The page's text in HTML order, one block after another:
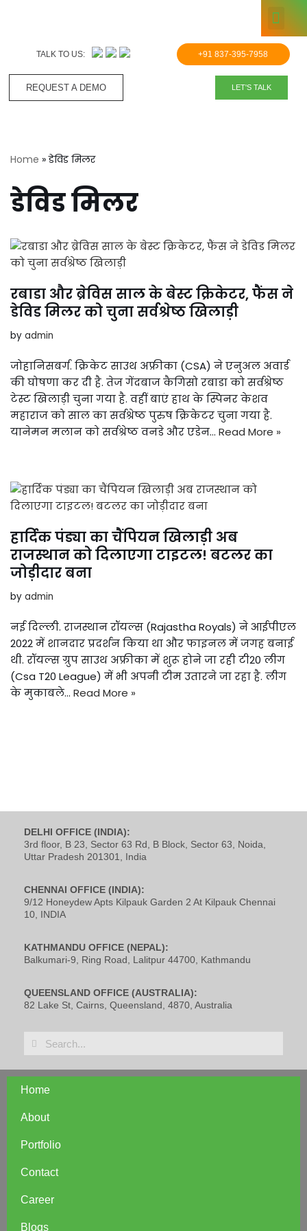
TALK TO US: +91 837-395-7958
REQUEST A DEMO​ LET'S TALK
Home »डेविड मिलर
डेविड मिलर
रबाडा और ब्रेविस साल के बेस्ट क्रिकेटर, फैंस ने
डेविड मिलर को चुना सर्वश्रेष्ठ खिलाड़ी
by admin
जोहानिसबर्ग. क्रिकेट साउथ अफ्रीका (CSA) ने एनुअल अवार्ड
की घोषणा कर दी है. तेज गेंदबाज कैगिसो रबाडा को सर्वश्रेष्ठ
टेस्ट खिलाड़ी चुना गया है. वहीं बाएं हाथ के स्पिनर केशव
महाराज को साल का सर्वश्रेष्ठ पुरुष क्रिकेटर चुना गया है.
यानेमन मलान को सर्वश्रेष्ठ वनडे और एडेन… Read More »
हार्दिक पंड्या का चैंपियन खिलाड़ी अब
राजस्थान को दिलाएगा टाइटल! बटलर का
जोड़ीदार बना
by admin
नई दिल्ली. राजस्थान रॉयल्स (Rajastha Royals) ने आईपीएल
2022 में शानदार प्रदर्शन किया था और फाइनल में जगह बनाई
थी. रॉयल्स ग्रुप साउथ अफ्रीका में शुरू होने जा रही टी20 लीग
(Csa T20 League) में भी अपनी टीम उतारने जा रहा है. लीग
के मुकाबले… Read More »
DELHI OFFICE (INDIA):
3rd floor, B 23, Sector 63 Rd, B Block, Sector 63, Noida,
Uttar Pradesh 201301, India
CHENNAI OFFICE (INDIA):
9/12 Honeydew Apts Kilpauk Garden 2 At Kilpauk Chennai
10, INDIA
KATHMANDU OFFICE (NEPAL):
Balkumari-9, Ring Road, Lalitpur 44700, Kathmandu
QUEENSLAND OFFICE (AUSTRALIA):
82 Lake St, Cairns, Queensland, 4870, Australia
Home
About
Portfolio
Contact
Career
Blogs